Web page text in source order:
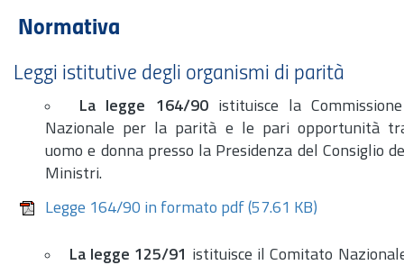
Normativa
Leggi istitutive degli organismi di parità
La legge 164/90istituisce la Commissione
Nazionale per la parità e le pari opportunità
uomo e donna presso la Presidenza del Consiglio
Ministri.
Legge 164/90 in formato pdf (57.61 KB)
La legge 125/91 istituisce il Comitato